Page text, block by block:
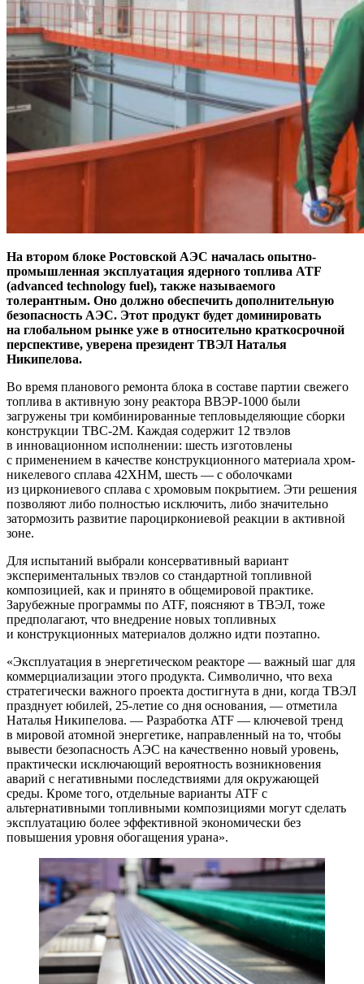
На втором блоке Ростовской АЭС началась опытно-
промышленная эксплуатация ядерного топлива ATF
(advanced technology fuel), также называемого
толерантным. Оно должно обеспечить дополнительную
безопасность АЭС. Этот продукт будет доминировать
на глобальном рынке уже в относительно краткосрочной
перспективе, уверена президент ТВЭЛ Наталья
Никипелова.
Во время планового ремонта блока в составе партии свежего
топлива в активную зону реактора ВВЭР-1000 были
загружены три комбинированные тепловыделяющие сборки
конструкции ТВС-2М. Каждая содержит 12 твэлов
в инновационном исполнении: шесть изготовлены
с применением в качестве конструкционного материала хром-
никелевого сплава 42ХНМ, шесть — с оболочками
из циркониевого сплава с хромовым покрытием. Эти решения
позволяют либо полностью исключить, либо значительно
затормозить развитие пароциркониевой реакции в активной
зоне.
Для испытаний выбрали консервативный вариант
экспериментальных твэлов со стандартной топливной
композицией, как и принято в общемировой практике.
Зарубежные программы по ATF, поясняют в ТВЭЛ, тоже
предполагают, что внедрение новых топливных
и конструкционных материалов должно идти поэтапно.
«Эксплуатация в энергетическом реакторе — важный шаг для
коммерциализации этого продукта. Символично, что веха
стратегически важного проекта достигнута в дни, когда ТВЭЛ
празднует юбилей, 25-летие со дня основания, — отметила
Наталья Никипелова. — Разработка ATF — ключевой тренд
в мировой атомной энергетике, направленный на то, чтобы
вывести безопасность АЭС на качественно новый уровень,
практически исключающий вероятность возникновения
аварий с негативными последствиями для окружающей
среды. Кроме того, отдельные варианты ATF c
альтернативными топливными композициями могут сделать
эксплуатацию более эффективной экономически без
повышения уровня обогащения урана».